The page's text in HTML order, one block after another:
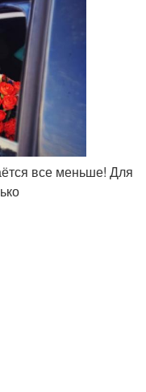
все меньше! Для